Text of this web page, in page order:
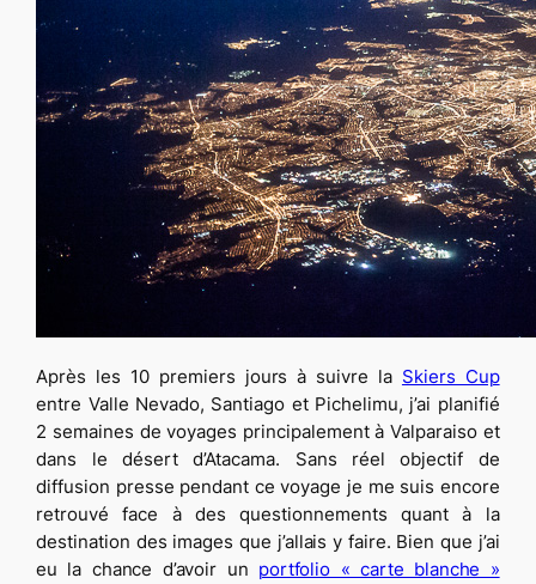
Après les 10 premiers jours à suivre la Skiers Cup
entre Valle Nevado, Santiago et Pichelimu, j’ai planifié
2 semaines de voyages principalement à Valparaiso et
dans le désert d’Atacama. Sans réel objectif de
diffusion presse pendant ce voyage je me suis encore
retrouvé face à des questionnements quant à la
destination des images que j’allais y faire. Bien que j’ai
eu la chance d’avoir un portfolio « carte blanche »